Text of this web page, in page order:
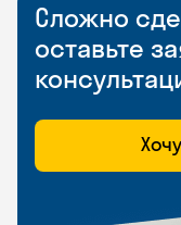
Сложно
оставьте